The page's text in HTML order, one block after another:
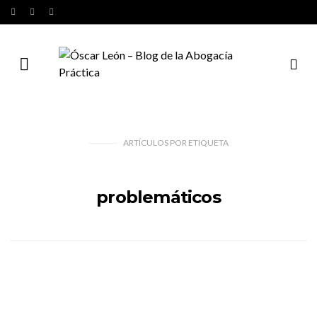
ARTÍCULOS PORETIQUETA
problemáticos